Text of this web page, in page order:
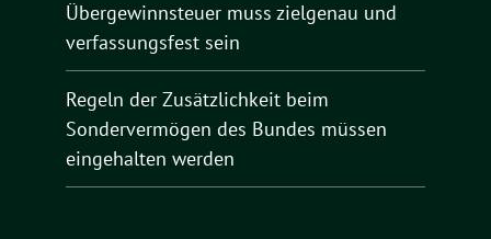
Übergewinnsteuer muss zielgenau und
verfassungsfest sein
Regeln der Zusätzlichkeit beim
Sondervermögen des Bundes müssen
eingehalten werden